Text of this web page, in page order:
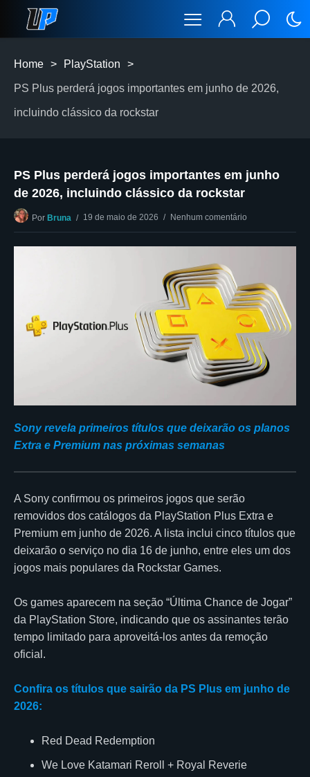
Home > PlayStation >
PS Plus perderá jogos importantes em junho de 2026,
incluindo clássico da rockstar
PS Plus perderá jogos importantes em junho
de 2026, incluindo clássico da rockstar
Por Bruna 19 de maio de 2026 Nenhum comentário
Sony revela primeiros títulos que deixarão os planos
Extra e Premium nas próximas semanas
A Sony confirmou os primeiros jogos que serão
removidos dos catálogos da PlayStation Plus Extra e
Premium em junho de 2026. A lista inclui cinco títulos que
deixarão o serviço no dia 16 de junho, entre eles um dos
jogos mais populares da Rockstar Games.
Os games aparecem na seção “Última Chance de Jogar”
da PlayStation Store, indicando que os assinantes terão
tempo limitado para aproveitá-los antes da remoção
oficial.
Confira os títulos que sairão da PS Plus em junho de
2026:
Red Dead Redemption
We Love Katamari Reroll + Royal Reverie